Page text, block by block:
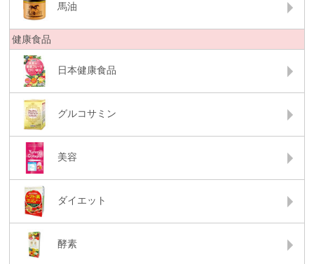
馬油
健康食品
日本健康食品
グルコサミン
美容
ダイエット
酵素